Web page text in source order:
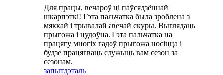
Для працы, вечароў ці паўсядзённай
шкарпэткі! Гэта пальчатка была зроблена з
мяккай і трывалай авечай скуры. Выглядаць
прыгожа і цудоўна. Гэта пальчатка на
працягу многіх гадоў прыгожа носіцца і
будзе працягваць служыць вам сезон за
сезонам.
запытдэталь